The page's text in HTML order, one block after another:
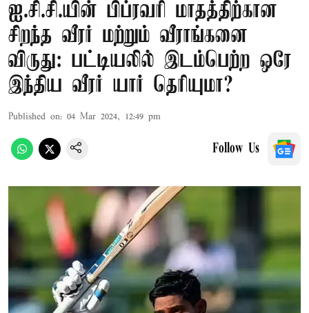
ஐ.சி.சி.யின் பிப்ரவரி மாதத்திற்கான
சிறந்த வீரர் மற்றும் வீராங்கனை
விருது: பட்டியலில் இடம்பெற்ற ஒரே
இந்திய வீரர் யார் தெரியுமா?
Published on: 04 Mar 2024, 12:49 pm
Follow Us